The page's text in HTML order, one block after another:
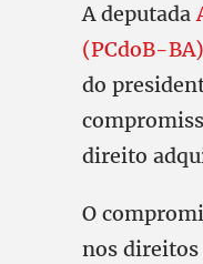
A deputada
(PCdoB-BA)
do
direito
O
nos direitos